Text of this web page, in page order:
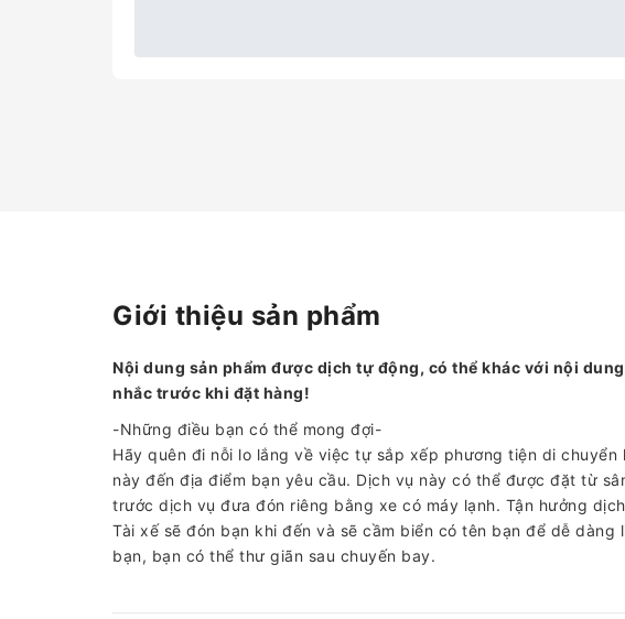
Giới thiệu sản phẩm
Nội dung sản phẩm được dịch tự động, có thể khác với nội
nhắc trước khi đặt hàng!
-Những điều bạn có thể mong đợi-
Hãy quên đi nỗi lo lắng về việc tự sắp xếp phương tiện di
này đến địa điểm bạn yêu cầu. Dịch vụ này có thể được đặt từ
trước dịch vụ đưa đón riêng bằng xe có máy lạnh. Tận hưởng
Tài xế sẽ đón bạn khi đến và sẽ cầm biển có tên bạn để dễ dàng
bạn, bạn có thể thư giãn sau chuyến bay.